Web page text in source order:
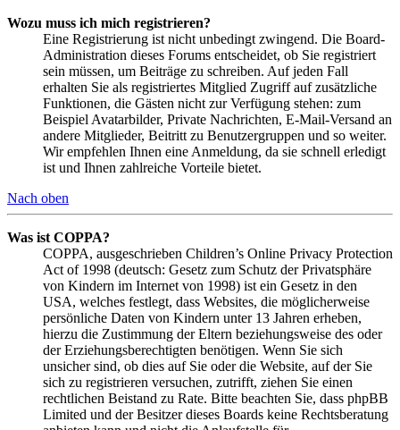
Wozu muss ich mich registrieren?
Eine Registrierung ist nicht unbedingt zwingend. Die Board-
Administration dieses Forums entscheidet, ob Sie registriert
sein müssen, um Beiträge zu schreiben. Auf jeden Fall
erhalten Sie als registriertes Mitglied Zugriff auf zusätzliche
Funktionen, die Gästen nicht zur Verfügung stehen: zum
Beispiel Avatarbilder, Private Nachrichten, E-Mail-Versand an
andere Mitglieder, Beitritt zu Benutzergruppen und so weiter.
Wir empfehlen Ihnen eine Anmeldung, da sie schnell erledigt
ist und Ihnen zahlreiche Vorteile bietet.
Nach oben
Was ist COPPA?
COPPA, ausgeschrieben Children’s Online Privacy Protection
Act of 1998 (deutsch: Gesetz zum Schutz der Privatsphäre
von Kindern im Internet von 1998) ist ein Gesetz in den
USA, welches festlegt, dass Websites, die möglicherweise
persönliche Daten von Kindern unter 13 Jahren erheben,
hierzu die Zustimmung der Eltern beziehungsweise des oder
der Erziehungsberechtigten benötigen. Wenn Sie sich
unsicher sind, ob dies auf Sie oder die Website, auf der Sie
sich zu registrieren versuchen, zutrifft, ziehen Sie einen
rechtlichen Beistand zu Rate. Bitte beachten Sie, dass phpBB
Limited und der Besitzer dieses Boards keine Rechtsberatung